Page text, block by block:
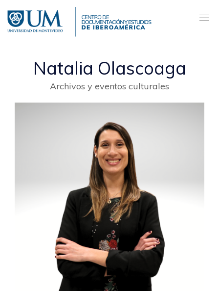
contenido
principal
Natalia Olascoaga
Archivos y eventos culturales